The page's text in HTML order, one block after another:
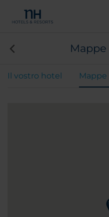
Il vostro hotel Mappe